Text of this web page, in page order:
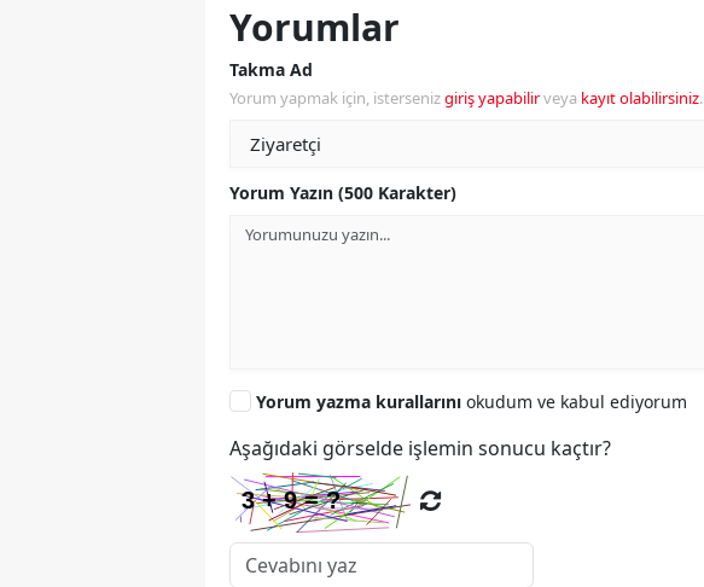
Yorumlar
Takma Ad
Yorum yapmak için, istersenizgiriş yapabilirveya kayıt olabilirsiniz.
Yorum Yazın (500 Karakter)
Yorum yazma kurallarını okudum ve kabul ediyorum
Aşağıdaki görselde işlemin sonucu kaçtır?